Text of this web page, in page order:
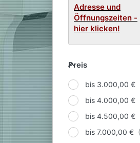
Adresse und
Öffnungszeiten -
hier klicken!
Preis
Preis
bis 3.000,00 €
bis 4.000,00 €
bis 4.500,00 €
bis 7.000,00 €